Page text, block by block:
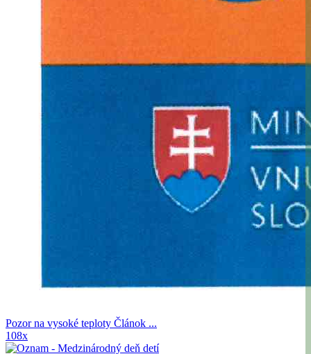
Pozor na vysoké teploty Článok ...
108x